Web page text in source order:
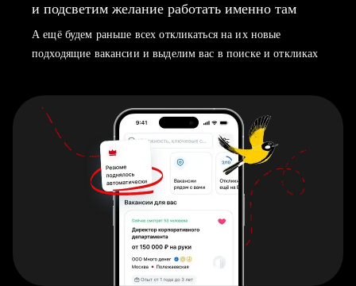
и подсветим желание работать именно там
А ещё будем раньше всех откликаться на их новые
подходящие вакансии и выделим вас в поиске и откликах